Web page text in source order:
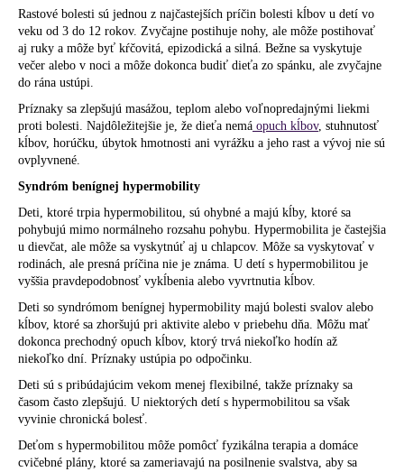
Rastové bolesti sú jednou z najčastejších príčin bolesti kĺbov u detí vo
veku od 3 do 12 rokov. Zvyčajne postihuje nohy, ale môže postihovať
aj ruky a môže byť kŕčovitá, epizodická a silná. Bežne sa vyskytuje
večer alebo v noci a môže dokonca budiť dieťa zo spánku, ale zvyčajne
do rána ustúpi.
Príznaky sa zlepšujú masážou, teplom alebo voľnopredajnými liekmi
proti bolesti. Najdôležitejšie je, že dieťa nemá opuch kĺbov, stuhnutosť
kĺbov, horúčku, úbytok hmotnosti ani vyrážku a jeho rast a vývoj nie sú
ovplyvnené.
Syndróm benígnej hypermobility
Deti, ktoré trpia hypermobilitou, sú ohybné a majú kĺby, ktoré sa
pohybujú mimo normálneho rozsahu pohybu. Hypermobilita je častejšia
u dievčat, ale môže sa vyskytnúť aj u chlapcov. Môže sa vyskytovať v
rodinách, ale presná príčina nie je známa. U detí s hypermobilitou je
vyššia pravdepodobnosť vykĺbenia alebo vyvrtnutia kĺbov.
Deti so syndrómom benígnej hypermobility majú bolesti svalov alebo
kĺbov, ktoré sa zhoršujú pri aktivite alebo v priebehu dňa. Môžu mať
dokonca prechodný opuch kĺbov, ktorý trvá niekoľko hodín až
niekoľko dní. Príznaky ustúpia po odpočinku.
Deti sú s pribúdajúcim vekom menej flexibilné, takže príznaky sa
časom často zlepšujú. U niektorých detí s hypermobilitou sa však
vyvinie chronická bolesť.
Deťom s hypermobilitou môže pomôcť fyzikálna terapia a domáce
cvičebné plány, ktoré sa zameriavajú na posilnenie svalstva, aby sa
?
HĽADAŤ
O
d
p
o
r
ú
č
a
m